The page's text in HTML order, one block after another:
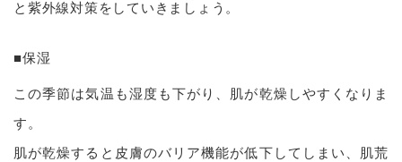
と紫外線対策をしていきましょう。
■保湿
この季節は気温も湿度も下がり、肌が乾燥しやすくなりま
す。
肌が乾燥すると皮膚のバリア機能が低下してしまい、肌荒